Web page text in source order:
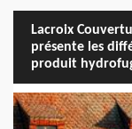
Lacroix
présente les
produit